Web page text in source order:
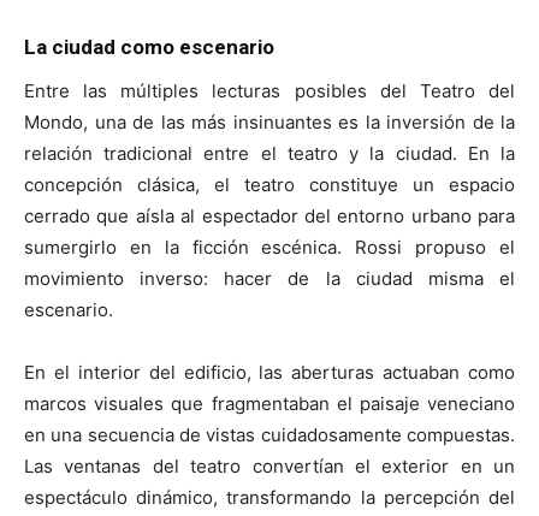
La ciudad como escenario
Entre las múltiples lecturas posibles del Teatro del
Mondo, una de las más insinuantes es la inversión de la
relación tradicional entre el teatro y la ciudad. En la
concepción clásica, el teatro constituye un espacio
cerrado que aísla al espectador del entorno urbano para
sumergirlo en la ficción escénica. Rossi propuso el
movimiento inverso: hacer de la ciudad misma el
escenario.
En el interior del edificio, las aberturas actuaban como
marcos visuales que fragmentaban el paisaje veneciano
en una secuencia de vistas cuidadosamente compuestas.
Las ventanas del teatro convertían el exterior en un
espectáculo dinámico, transformando la percepción del